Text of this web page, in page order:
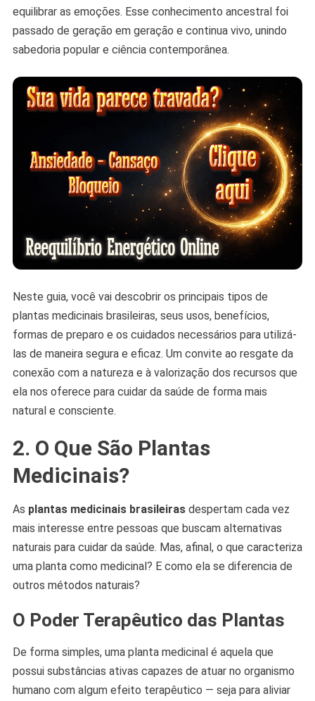
equilibrar as emoções. Esse conhecimento ancestral foi
passado de geração em geração e continua vivo, unindo
sabedoria popular e ciência contemporânea.
Neste guia, você vai descobrir os principais tipos de
plantas medicinais brasileiras, seus usos, benefícios,
formas de preparo e os cuidados necessários para utilizá-
las de maneira segura e eficaz. Um convite ao resgate da
conexão com a natureza e à valorização dos recursos que
ela nos oferece para cuidar da saúde de forma mais
natural e consciente.
2. O Que São Plantas
Medicinais?
As plantas medicinais brasileirasdespertam cada vez
mais interesse entre pessoas que buscam alternativas
naturais para cuidar da saúde. Mas, afinal, o que caracteriza
uma planta como medicinal? E como ela se diferencia de
outros métodos naturais?
O Poder Terapêutico das Plantas
De forma simples, uma planta medicinal é aquela que
possui substâncias ativas capazes de atuar no organismo
humano com algum efeito terapêutico — seja para aliviar